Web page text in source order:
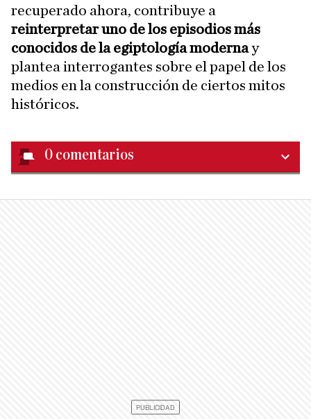
recuperado ahora, contribuye a
reinterpretar uno de los episodios más
conocidos de la egiptología modernay
plantea interrogantes sobre el papel de los
medios en la construcción de ciertos mitos
históricos.
0 comentarios